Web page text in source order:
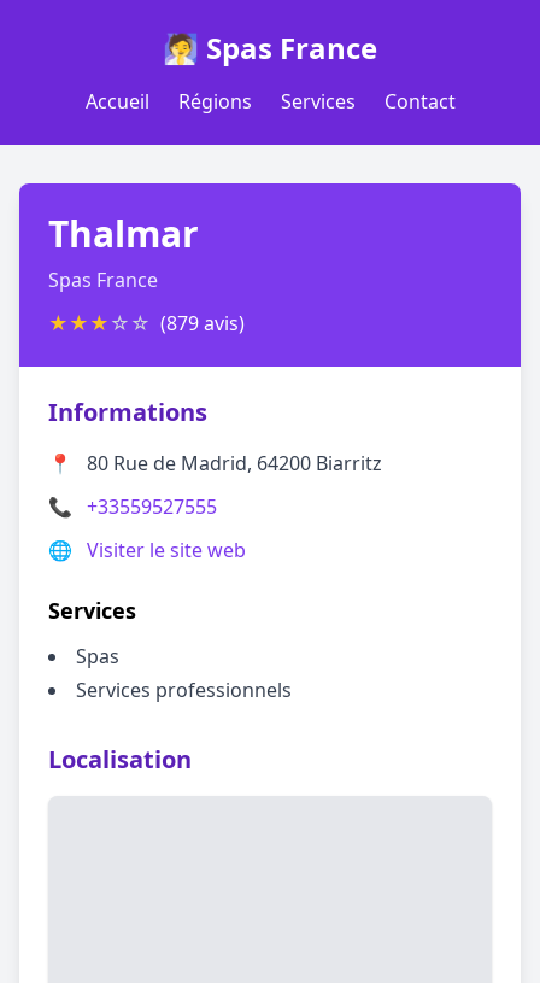
🧖 Spas France
Accueil Régions Services Contact
Thalmar
Spas France
★★★☆☆ (879 avis)
Informations
📍
80 Rue de Madrid, 64200 Biarritz
📞 +33559527555
🌐 Visiter le site web
Services
Spas
Services professionnels
Localisation